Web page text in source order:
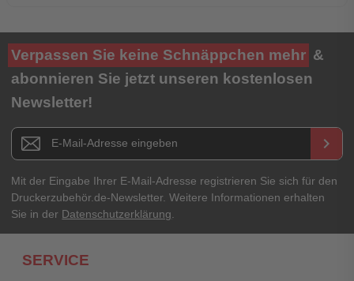
Verpassen Sie keine Schnäppchen mehr &
abonnieren Sie jetzt unseren kostenlosen
Newsletter!
Newsletter E-Mail Adresse keyboard_arrow_right
Mit der Eingabe Ihrer E-Mail-Adresse registrieren Sie sich für den
Druckerzubehör.de-Newsletter. Weitere Informationen erhalten
Sie in der Datenschutzerklärung
SERVICE